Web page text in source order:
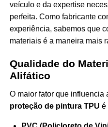
veículo e da expertise
perfeita. Como fabricante
experiência, sabemos que
materiais é a maneira mais
Qualidade do
Alifático
O maior fator que influencia
proteção de pintura TPU é